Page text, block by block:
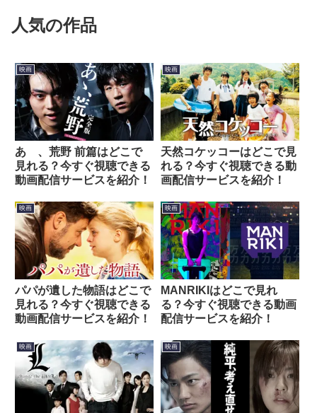
人気の作品
映画
あゝ、荒野 前篇はどこで
見れる？今すぐ視聴できる
動画配信サービスを紹介！
映画
天然コケッコーはどこで見
れる？今すぐ視聴できる動
画配信サービスを紹介！
映画
パパが遺した物語はどこで
見れる？今すぐ視聴できる
動画配信サービスを紹介！
映画
MANRIKIはどこで見れ
る？今すぐ視聴できる動画
配信サービスを紹介！
映画 映画